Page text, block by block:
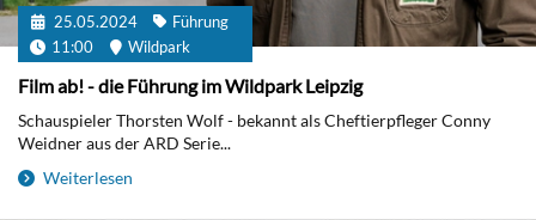
25.05.2024
Führung
11:00
Wildpark
Film ab! - die Führung im Wildpark Leipzig
Schauspieler Thorsten Wolf - bekannt als Cheftierpfleger Conny
Weidner aus der ARD Serie...
Weiterlesen